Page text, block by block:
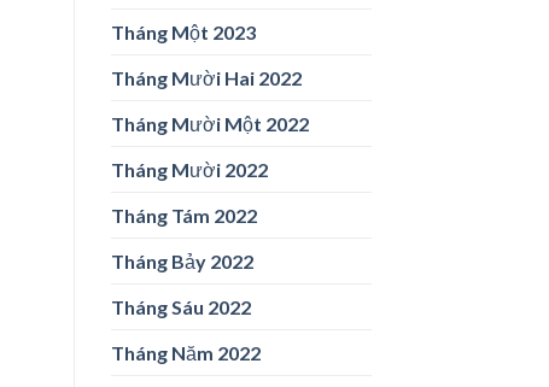
Tháng Một 2023
Tháng Mười Hai 2022
Tháng Mười Một 2022
Tháng Mười 2022
Tháng Tám 2022
Tháng Bảy 2022
Tháng Sáu 2022
Tháng Năm 2022